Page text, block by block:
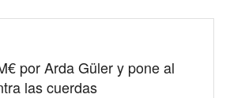
por Arda Güler y pone al
las cuerdas